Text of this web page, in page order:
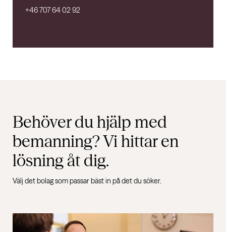
+46 707 64 02 92
Behöver du hjälp med
bemanning? Vi hittar en
lösning åt dig.
Välj det bolag som passar bäst in på det du söker.